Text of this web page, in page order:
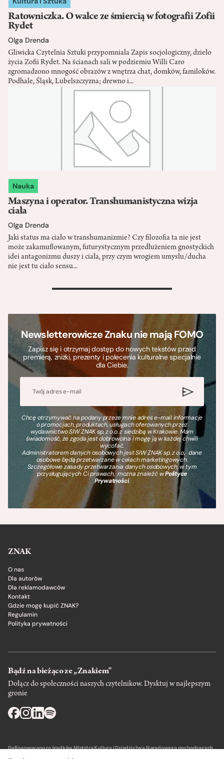
Ratowniczka. O walce ze śmiercią w fotografii Zofii
Rydet
Olga Drenda
Gliwicka Czytelnia Sztuki przypomniała Zapis socjologiczny, dzieło
życia Zofii Rydet. Na ścianach sali w podziemiu Willi Caro
zgromadzono mnogość obrazów z wnętrza chat, domków, familoków.
Podhale, Śląsk, Lubelszczyzna; drewno i...
Nauka
Maszyna i operator. Transhumanistyczna wizja
ciała
Olga Drenda
Jaki status ma ciało w transhumanizmie? Czy filozofia ta nie jest
może zakamuflowanym, futurystycznym przedłużeniem gnostyckich
idei antagonizmu duszy i ciała, przy czym wrogiem umysłu/ducha
nie jest tu ciało sensu...
>
Newsletterowicze Znaku nie mają FOMO
Zapisz się i otrzymaj dostęp do nowych tekstów przed
premierą, zniżki, prezenty i polecenia kulturalne specjalnie
dla Ciebie.
Chcę otrzymywać na podany przeze mnie adres e-mail informacje
o promocjach, produktach, usługach oferowanych przez
wydawnictwo SIW ZNAK sp. z o.o. z siedzibą w Krakowie. Mam
świadomość, że zgoda jest dobrowolna i mogę ją w każdej chwili
wycofać.
Administratorem danych osobowych jest SIW ZNAK sp. z o.o., dane
osobowe będą przetwarzane w celach marketingowych.
Szczegółowe zasady przetwarzania danych osobowych, w tym
przysługujących Ci prawach, można znaleźć wPolityce
Prywatności.
ZNAK
O nas
Dla autorów
Dla reklamodawców
Kontakt
Gdzie mogę kupić ZNAK?
Regulamin
Polityka prywatności
Bądź na bieżąco ze „Znakiem”
Dołącz do społeczności naszych czytelnikow. Dysktuj w najlepszym
gronie
Dofinansowano ze środków Ministra Kultury i Dziedzictwa Narodowego pochodzących